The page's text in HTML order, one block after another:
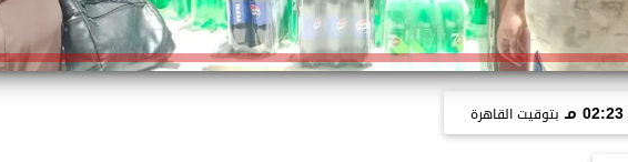
02:23 مـ بتوقيت القاهرة